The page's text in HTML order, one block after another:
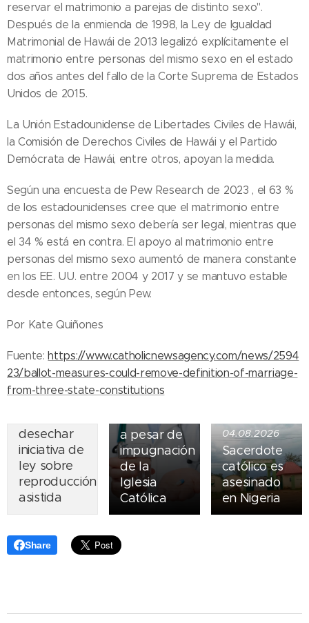
reservar el matrimonio a parejas de distinto sexo".
Después de la enmienda de 1998, la Ley de Igualdad
Matrimonial de Hawái de 2013 legalizó explícitamente el
matrimonio entre personas del mismo sexo en el estado
dos años antes del fallo de la Corte Suprema de Estados
Unidos de 2015.
La Unión Estadounidense de Libertades Civiles de Hawái,
la Comisión de Derechos Civiles de Hawái y el Partido
Demócrata de Hawái, entre otros, apoyan la medida.
Según una encuesta de Pew Research de 2023 , el 63 %
de los estadounidenses cree que el matrimonio entre
personas del mismo sexo debería ser legal, mientras que
el 34 % está en contra. El apoyo al matrimonio entre
personas del mismo sexo aumentó de manera constante
en los EE. UU. entre 2004 y 2017 y se mantuvo estable
desde entonces, según Pew.
Por Kate Quiñones
Fuente:https://www.catholicnewsagency.com/news/2594
23/ballot-measures-could-remove-definition-of-marriage-
from-three-state-constitutions
07.08.2026
Piden
desechar
iniciativa de
ley sobre
reproducción
asistida
suicidio
asistido
entra en
a pesar de
impugnación
de la
Iglesia
Católica
04.08.2026
Sacerdote
católico es
asesinado
en Nigeria
Share